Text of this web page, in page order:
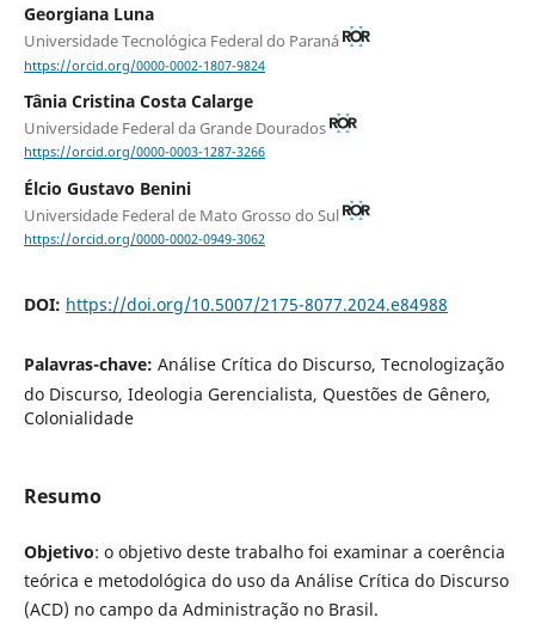
Georgiana Luna
Universidade Tecnológica Federal do Paraná
https://orcid.org/0000-0002-1807-9824
Tânia Cristina Costa Calarge
Universidade Federal da Grande Dourados
https://orcid.org/0000-0003-1287-3266
Élcio Gustavo Benini
Universidade Federal de Mato Grosso do Sul
https://orcid.org/0000-0002-0949-3062
DOI: https://doi.org/10.5007/2175-8077.2024.e84988
Palavras-chave: Análise Crítica do Discurso, Tecnologização
do Discurso, Ideologia Gerencialista, Questões de Gênero,
Colonialidade
Resumo
Objetivo: o objetivo deste trabalho foi examinar a coerência
teórica e metodológica do uso da Análise Crítica do Discurso
(ACD) no campo da Administração no Brasil.